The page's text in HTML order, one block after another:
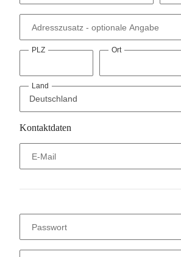
Adresszusatz - optionale Angabe
PLZ Ort
Land
Kontaktdaten
E-Mail
Passwort